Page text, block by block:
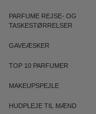
PARFUME REJSE- OG
TASKESTØRRELSER
GAVEÆSKER
TOP 10 PARFUMER
MAKEUPSPEJLE
HUDPLEJE TIL MÆND